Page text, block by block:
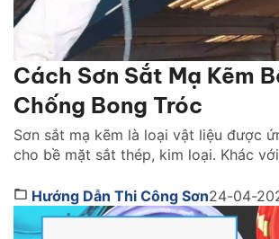
Cách Sơn Sắt Mạ Kẽm
Chống Bong Tróc
Sơn sắt mạ kẽm là loại vật liệu được
cho bề mặt sắt thép, kim loại. Khác
mạ kẽm thường trơn trượt, dễ bị bong
tối ưu chất lượng sơn, đem lại tuổi […]
Hướng Dẫn Thi Công Sơn24-04-